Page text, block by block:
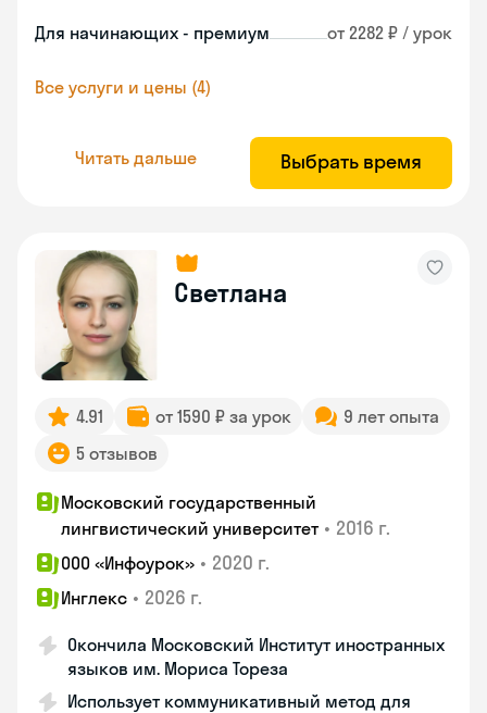
Для начинающих - премиум от 2282 ₽ / урок
Все услуги и цены (4)
Читать дальше Выбрать время
Светлана
4.91 от 1590 ₽ за урок
9 лет опыта
5 отзывов
Московский государственный
лингвистический университет • 2016 г.
ООО «Инфоурок» • 2020 г.
Инглекс • 2026 г.
Окончила Московский Институт иностранных
языков им. Мориса Тореза
Использует коммуникативный метод для